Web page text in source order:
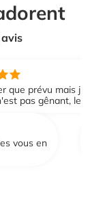
avis
prévu mais j'imagine
gênant, le vase est
en